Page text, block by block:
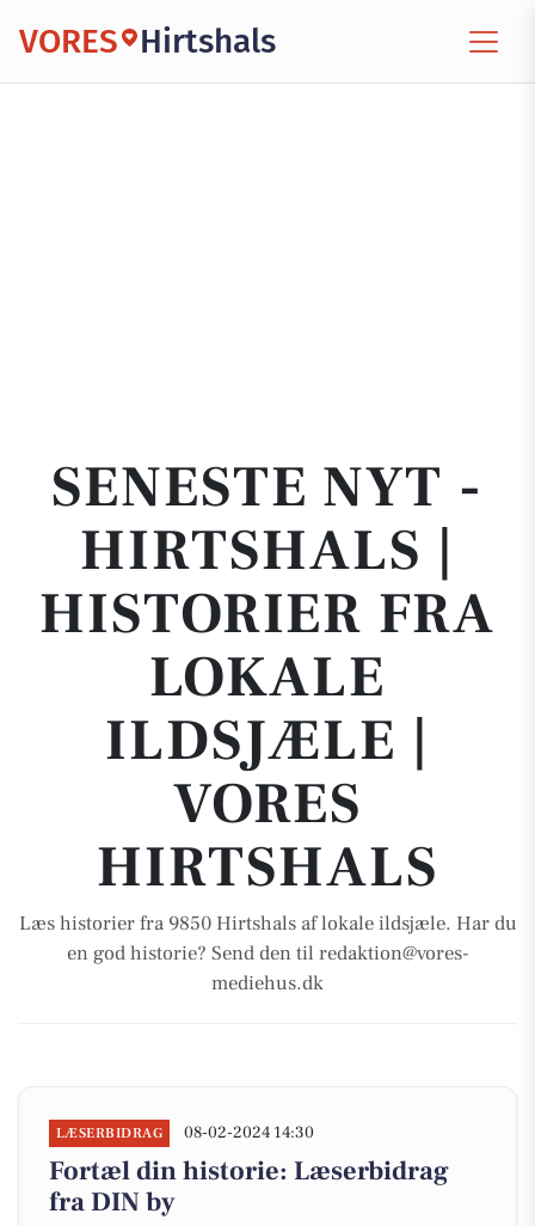
VORES Hirtshals
SENESTE NYT -
HIRTSHALS |
HISTORIER FRA
LOKALE
ILDSJÆLE |
VORES
HIRTSHALS
Læs historier fra 9850 Hirtshals af lokale ildsjæle. Har du
en god historie? Send den til redaktion@vores-
mediehus.dk
LÆSERBIDRAG 08-02-2024 14:30
Fortæl din historie: Læserbidrag
fra DIN by